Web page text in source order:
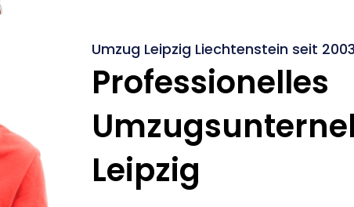
Umzug Leipzig Liechtenstein seit 2003
Professionelles
Leipzig